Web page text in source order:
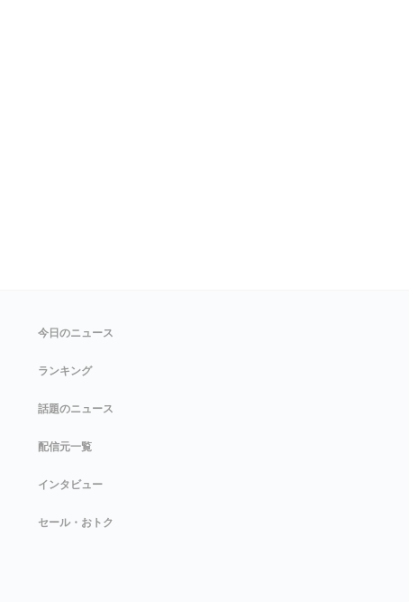
今日のニュース
ランキング
話題のニュース
配信元一覧
インタビュー
セール・おトク